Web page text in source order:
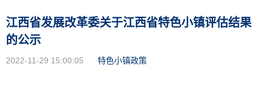
江西省发展改革委关于江西省特色小镇评估结果
的公示
2022-11-29 15:00:05 特色小镇政策